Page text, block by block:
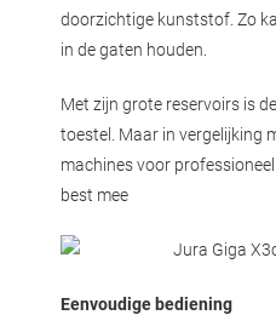
doorzichtige kunststof. Zo
in de gaten houden.
Met zijn grote reservoirs is
toestel. Maar in vergelijking
machines voor
best mee
Eenvoudige bediening